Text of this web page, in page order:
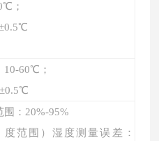
；
±0.5℃
10-60℃；
围：20%-95%
度范围）湿度测量误差：